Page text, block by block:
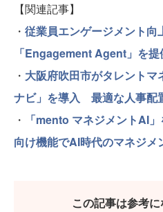
【関連記事】
・ 従業員エンゲージメント向
「Engagement Agent」を
・ 大阪府吹田市がタレント
ナビ」を導入 最適な人事配
・
「mento マネジメントAI
向け機能でAI時代のマネジ
この記事は参考